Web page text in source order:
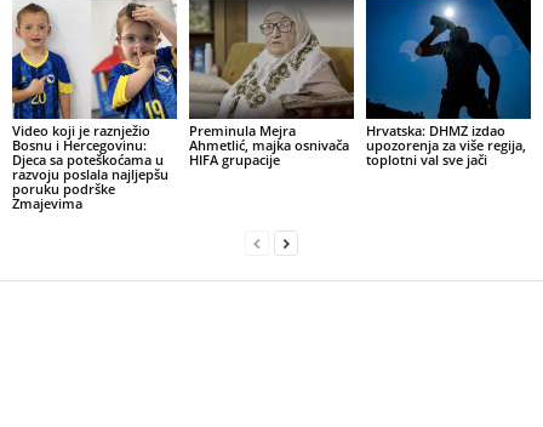
Video koji je raznježio
Bosnu i Hercegovinu:
Djeca sa poteškoćama u
razvoju poslala najljepšu
poruku podrške
Zmajevima
Preminula Mejra
Ahmetlić, majka osnivača
HIFA grupacije
Hrvatska: DHMZ izdao
upozorenja za više regija,
toplotni val sve jači